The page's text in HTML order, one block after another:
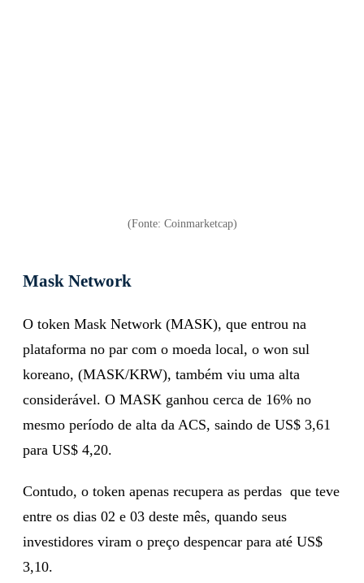
(Fonte: Coinmarketcap)
Mask Network
O token Mask Network (MASK), que entrou na
plataforma no par com o moeda local, o won sul
koreano, (MASK/KRW), também viu uma alta
considerável. O MASK ganhou cerca de 16% no
mesmo período de alta da ACS, saindo de US$ 3,61
para US$ 4,20.
Contudo, o token apenas recupera as perdas que teve
entre os dias 02 e 03 deste mês, quando seus
investidores viram o preço despencar para até US$
3,10.